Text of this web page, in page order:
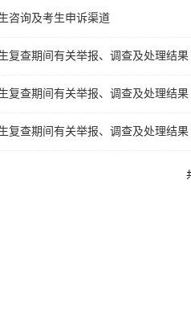
咨询及考生申诉渠道
复查期间有关举报、调查及处理结果
复查期间有关举报、调查及处理结果
复查期间有关举报、调查及处理结果